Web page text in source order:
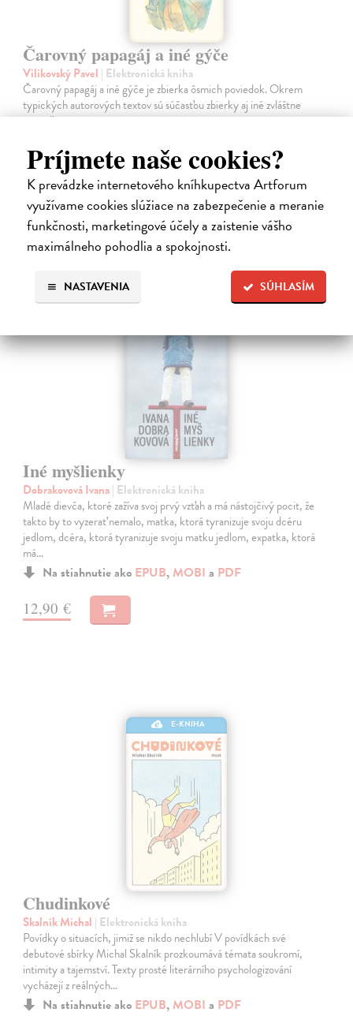
Príjmete naše cookies?
K prevádzke internetového kníhkupectva Artforum
využívame cookies slúžiace na zabezpečenie a meranie
funkčnosti, marketingové účely a zaistenie vášho
maximálneho pohodlia a spokojnosti.
SÚHLASÍM
NASTAVENIA
Čarovný papagáj a iné gýče
Vilikovský Pavel | Elektronická kniha
Čarovný papagáj a iné gýče je zbierka ôsmich poviedok. Okrem
typických autorových textov sú súčasťou zbierky aj iné zvláštne
poviedky.
10,49 €
Iné myšlienky
Dobrakovová Ivana| Elektronická kniha
Mladé dievča, ktoré zažíva svoj prvý vzťah a má nástojčivý pocit, že
takto by to vyzerať nemalo, matka, ktorá tyranizuje svoju dcéru
jedlom, dcéra, ktorá tyranizuje svoju matku jedlom, expatka, ktorá
má…
Na stiahnutie ako EPUB, MOBI a PDF
12,90 €
E-KNIHA
Chudinkové
Skalník Michal | Elektronická kniha
Povídky o situacích, jimiž se nikdo nechlubí V povídkách své
debutové sbírky Michal Skalník prozkoumává témata soukromí,
intimity a tajemství. Texty prosté literárního psychologizování
vycházejí z reálných…
Na stiahnutie ako EPUB, MOBI a PDF